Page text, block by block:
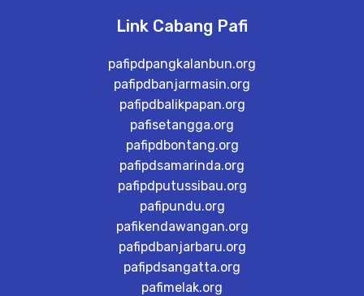
Link Cabang Pafi
pafipdpangkalanbun.org
pafipdbanjarmasin.org
pafipdbalikpapan.org
pafisetangga.org
pafipdbontang.org
pafipdsamarinda.org
pafipdputussibau.org
pafipundu.org
pafikendawangan.org
pafipdbanjarbaru.org
pafipdsangatta.org
pafimelak.org